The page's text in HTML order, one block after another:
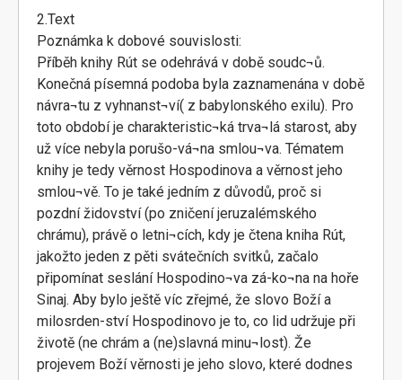
2.Text
Poznámka k dobové souvislosti:
Příběh knihy Rút se odehrává v době soudc¬ů.
Konečná písemná podoba byla zaznamenána v době
návra¬tu z vyhnanst¬ví( z babylonského exilu). Pro
toto období je charakteristic¬ká trva¬lá starost, aby
už více nebyla porušo-vá¬na smlou¬va. Tématem
knihy je tedy věrnost Hospodinova a věrnost jeho
smlou¬vě. To je také jedním z důvodů, proč si
pozdní židovství (po zničení jeruzalémského
chrámu), právě o letni¬cích, kdy je čtena kniha Rút,
jakožto jeden z pěti svátečních svitků, začalo
připomínat seslání Hospodino¬va zá-ko¬na na hoře
Sinaj. Aby bylo ještě víc zřejmé, že slovo Boží a
milosrden-ství Hospodinovo je to, co lid udržuje při
životě (ne chrám a (ne)slavná minu¬lost). Že
projevem Boží věrnosti je jeho slovo, které dodnes